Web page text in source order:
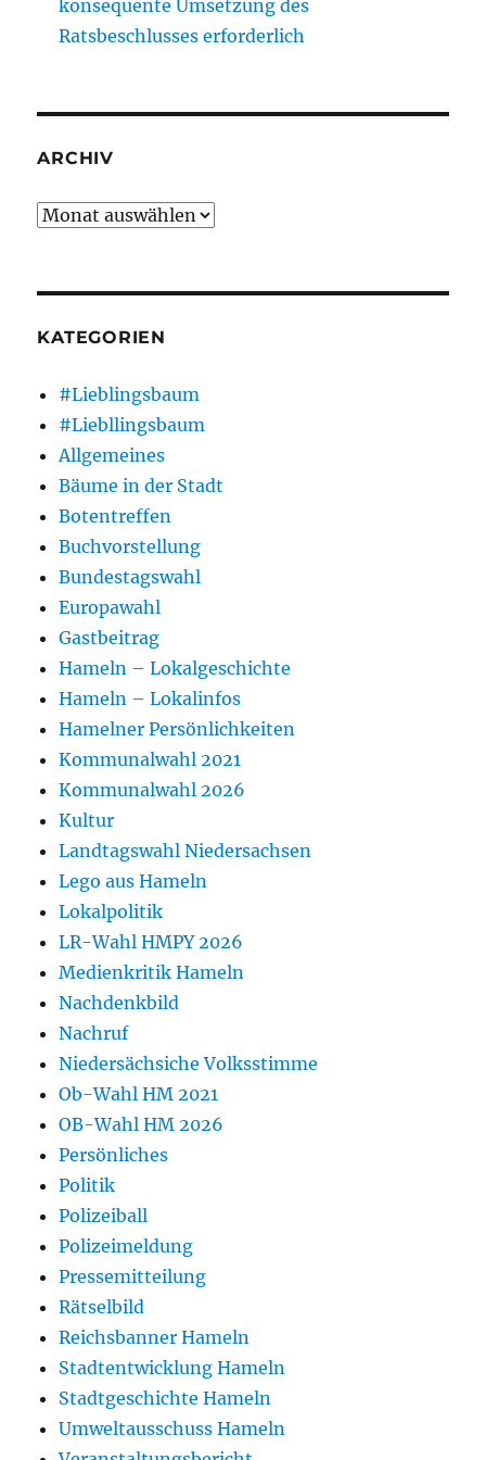
konsequente Umsetzung des
Ratsbeschlusses erforderlich
ARCHIV
Archiv
KATEGORIEN
#Lieblingsbaum
#Liebllingsbaum
Allgemeines
Bäume in der Stadt
Botentreffen
Buchvorstellung
Bundestagswahl
Europawahl
Gastbeitrag
Hameln – Lokalgeschichte
Hameln – Lokalinfos
Hamelner Persönlichkeiten
Kommunalwahl 2021
Kommunalwahl 2026
Kultur
Landtagswahl Niedersachsen
Lego aus Hameln
Lokalpolitik
LR-Wahl HMPY 2026
Medienkritik Hameln
Nachdenkbild
Nachruf
Niedersächsiche Volksstimme
Ob-Wahl HM 2021
OB-Wahl HM 2026
Persönliches
Politik
Polizeiball
Polizeimeldung
Pressemitteilung
Rätselbild
Reichsbanner Hameln
Stadtentwicklung Hameln
Stadtgeschichte Hameln
Umweltausschuss Hameln